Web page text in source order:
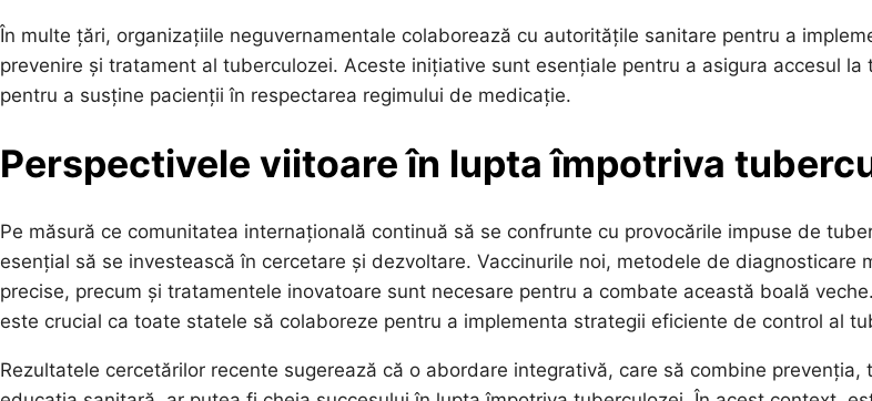
În multe țări, organizațiile neguvernamentale colaborează cu autoritățile sanitare pentru a
prevenire și tratament al tuberculozei. Aceste inițiative sunt esențiale pentru a asigura accesul la
pentru a susține pacienții în respectarea regimului de medicație.
Perspectivele viitoare în lupta împotriva
Pe măsură ce comunitatea internațională continuă să se confrunte cu provocările impuse de
esențial să se investească în cercetare și dezvoltare. Vaccinurile noi, metodele de diagnosticare
precise, precum și tratamentele inovatoare sunt necesare pentru a combate această boală
este crucial ca toate statele să colaboreze pentru a implementa strategii eficiente de control al
Rezultatele cercetărilor recente sugerează că o abordare integrativă, care să combine prevenția,